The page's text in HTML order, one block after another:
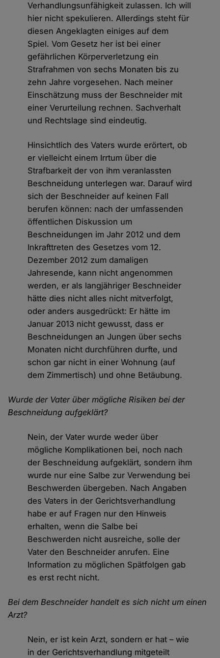
Verhandlungsunfähigkeit zulassen. Ich will
hier nicht spekulieren. Allerdings steht für
diesen Angeklagten einiges auf dem
Spiel. Vom Gesetz her ist bei einer
gefährlichen Körperverletzung ein
Strafrahmen von sechs Monaten bis zu
zehn Jahre vorgesehen. Nach meiner
Einschätzung muss der Beschneider mit
einer Verurteilung rechnen. Sachverhalt
und Rechtslage sind eindeutig.
Hinsichtlich des Vaters wurde erörtert, ob
er vielleicht einem Irrtum über die
Strafbarkeit der von ihm veranlassten
Beschneidung unterlegen war. Darauf wird
sich der Beschneider auf keinen Fall
berufen können: nach der umfassenden
öffentlichen Diskussion um
Beschneidungen im Jahr 2012 und dem
Inkrafttreten des Gesetzes vom 12.
Dezember 2012 zum damaligen
Jahresende, kann nicht angenommen
werden, er als langjähriger Beschneider
hätte dies nicht alles nicht mitverfolgt,
oder anders ausgedrückt: Er hätte im
Januar 2013 nicht gewusst, dass er
Beschneidungen an Jungen über sechs
Monaten nicht durchführen durfte, und
schon gar nicht in einer Wohnung (auf
dem Zimmertisch) und ohne Betäubung.
Wurde der Vater über mögliche Risiken bei der
Beschneidung aufgeklärt?
Nein, der Vater wurde weder über
mögliche Komplikationen bei, noch nach
der Beschneidung aufgeklärt, sondern ihm
wurde nur eine Salbe zur Verwendung bei
Beschwerden übergeben. Nach Angaben
des Vaters in der Gerichtsverhandlung
habe er auf Fragen nur den Hinweis
erhalten, wenn die Salbe bei
Beschwerden nicht ausreiche, solle der
Vater den Beschneider anrufen. Eine
Information zu möglichen Spätfolgen gab
es erst recht nicht.
Bei dem Beschneider handelt es sich nicht um einen
Arzt?
Nein, er ist kein Arzt, sondern er hat – wie
in der Gerichtsverhandlung mitgeteilt